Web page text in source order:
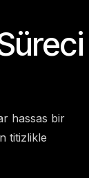
hassas bir
titizlikle